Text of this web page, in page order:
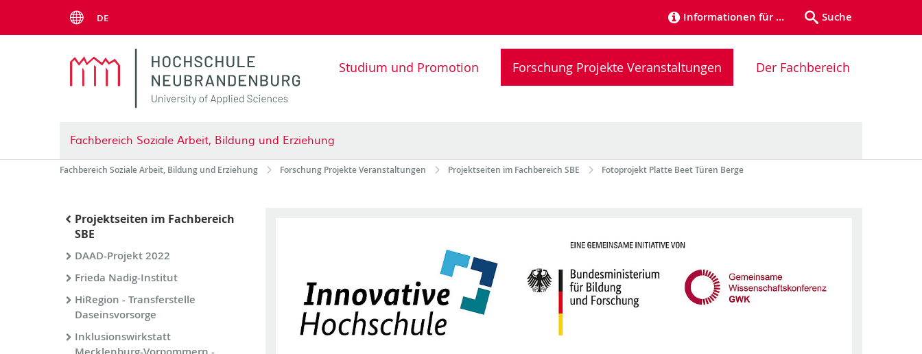
DE Informationen für … Suche
Studium und Promotion Forschung Projekte Veranstaltungen Der Fachbereich
Fachbereich Soziale Arbeit, Bildung und Erziehung
Fachbereich Soziale Arbeit, Bildung und Erziehung Forschung Projekte Veranstaltungen Projektseiten im Fachbereich SBE Fotoprojekt Platte Beet Türen Berge
Projektseiten im Fachbereich
SBE
DAAD-Projekt 2022
Frieda Nadig-Institut
HiRegion - Transferstelle
Daseinsvorsorge
Inklusionswirkstatt